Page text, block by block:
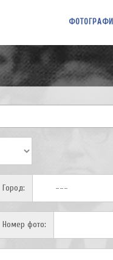
Город:
Номер фото: